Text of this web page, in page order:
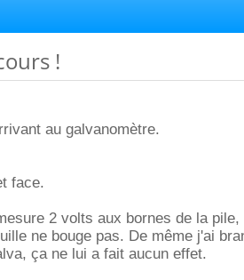
!
au galvanomètre.
face.
2 volts aux bornes de la pile,
ne bouge pas. De même j'ai
ça ne lui a fait aucun effet.